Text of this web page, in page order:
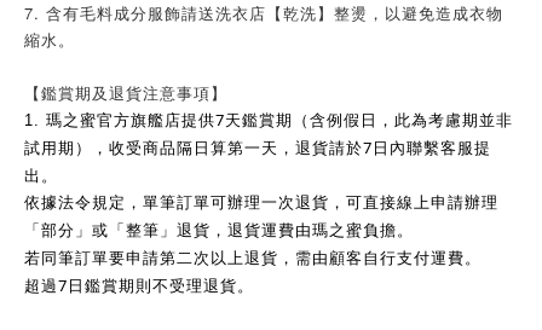
7. 含有毛料成分服飾請送洗衣店【乾洗】整燙，以避免造成衣物
縮水。
【鑑賞期及退貨注意事項】
1. 瑪之蜜官方旗艦店提供7天鑑賞期（含例假日，此為考慮期並非
試用期），收受商品隔日算第一天，退貨請於7 日內聯繫客服提
出。
依據法令規定，單筆訂單可辦理一次退貨，可直接線上申請辦理
「部分」或「整筆」退貨，退貨運費由瑪之蜜負擔。
若同筆訂單要申請第二次以上退貨，需由顧客自行支付運費。
超過7 日鑑賞期則不受理退貨。